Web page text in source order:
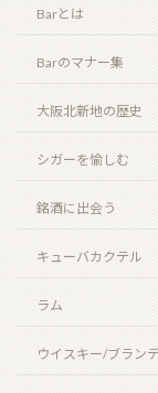
Barとは
Barのマナー集
大阪北新地の歴史
シガーを愉しむ
銘酒に出会う
キューバカクテル
ラム
ウイスキー/ブラン